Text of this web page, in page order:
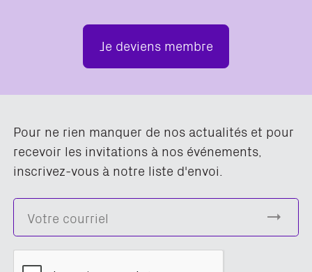
Je deviens membre
Pour ne rien manquer de nos actualités et pour
recevoir les invitations à nos événements,
inscrivez-vous à notre liste d'envoi.